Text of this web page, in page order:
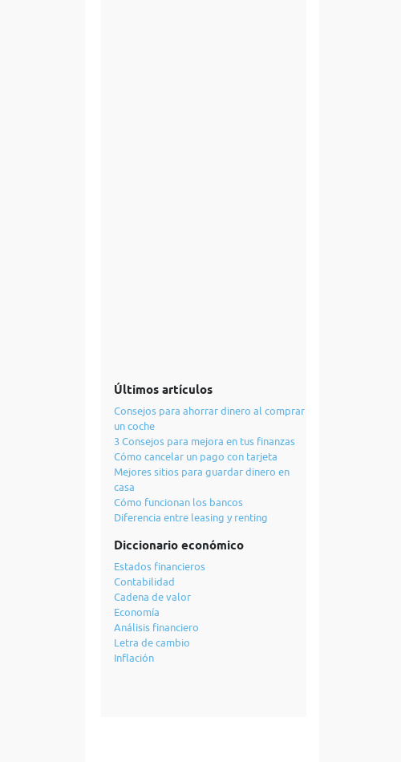
Últimos artículos
Consejos para ahorrar dinero al comprar
un coche
3 Consejos para mejora en tus finanzas
Cómo cancelar un pago con tarjeta
Mejores sitios para guardar dinero en
casa
Cómo funcionan los bancos
Diferencia entre leasing y renting
Diccionario económico
Estados financieros
Contabilidad
Cadena de valor
Economía
Análisis financiero
Letra de cambio
Inflación